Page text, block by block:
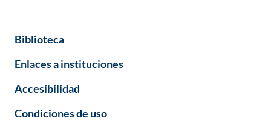
Biblioteca
Enlaces a instituciones
Accesibilidad
Condiciones de uso